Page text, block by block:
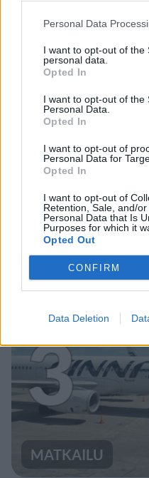
Personal Data
I want to opt-out of the
personal data.
Opted In
I want to opt-out of the
Personal Data.
Opted In
I want to opt-out of
Personal Data for
Opted In
I want to opt-out of
Retention, Sale, and/
Personal Data that Is
Purposes for which it
Opted Out
CONFIRM
Data Deletion
2
Sääennuste
marraskuulle
syksyn sää
3
MATKAILU